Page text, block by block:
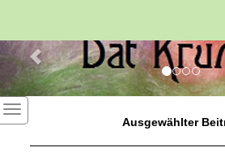
Ausgewählter